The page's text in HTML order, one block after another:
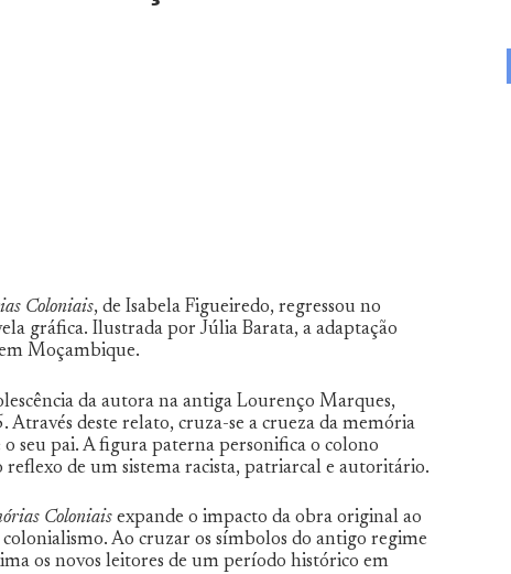
Coloniais, de Isabela Figueiredo, regressou no
gráfica. Ilustrada por Júlia Barata, a adaptação
Moçambique.
da autora na antiga Lourenço Marques,
deste relato, cruza-se a crueza da memória
seu pai. A figura paterna personifica o colono
de um sistema racista, patriarcal e autoritário.
Coloniaisexpande o impacto da obra original ao
Ao cruzar os símbolos do antigo regime
os novos leitores de um período histórico em